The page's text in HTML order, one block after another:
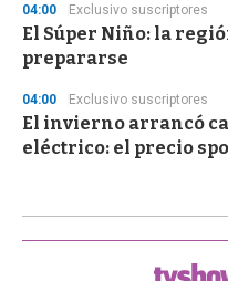
04:00 Exclusivo suscriptores
El Súper Niño: la
prepararse
04:00 Exclusivo suscriptores
El invierno arrancó
eléctrico: el precio